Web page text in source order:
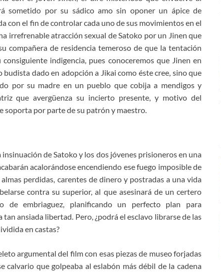
sometido por su sádico amo sin oponer un ápice de
con el fin de controlar cada uno de sus movimientos en el
irrefrenable atracción sexual de Satoko por un Jinen que
compañera de residencia temeroso de que la tentación
indigencia, pues conoceremos que Jinen en
dado en adopción a Jikai como éste cree, sino que
por su madre en un pueblo que cobija a mendigos y
que avergüenza su incierto presente, y motivo del
soporta por parte de su patrón y maestro.
de Satoko y los dos jóvenes prisioneros en una
acalorándose encendiendo ese fuego imposible de
perdidas, carentes de dinero y postradas a una vida
contra su superior, al que asesinará de un certero
de embriaguez, planificando un perfecto plan para
ansiada libertad. Pero, ¿podrá el esclavo librarse de las
en castas?
argumental del film con esas piezas de museo forjadas
que golpeaba al eslabón más débil de la cadena